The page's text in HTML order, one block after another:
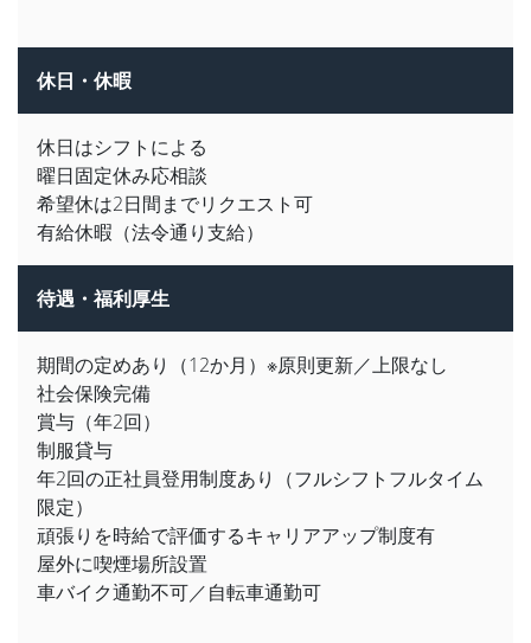
休日・休暇
休日はシフトによる
曜日固定休み応相談
希望休は2日間までリクエスト可
有給休暇（法令通り支給）
待遇・福利厚生
期間の定めあり（12か月）※原則更新／上限なし
社会保険完備
賞与（年2回）
制服貸与
年2回の正社員登用制度あり（フルシフトフルタイム
限定）
頑張りを時給で評価するキャリアアップ制度有
屋外に喫煙場所設置
車バイク通勤不可／自転車通勤可